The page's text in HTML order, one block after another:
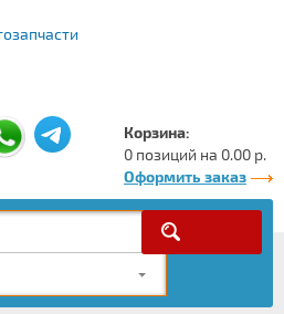
Корзина:
0 позиций на 0.00 р.
Оформить заказ